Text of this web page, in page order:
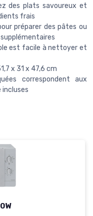
des plats savoureux et
frais
préparer des pâtes ou
est facile à nettoyer et
x 31 x 47,6 cm
correspondent aux
incluses